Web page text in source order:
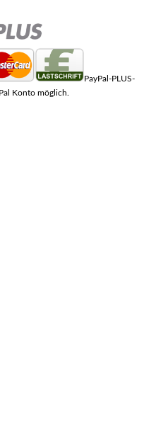
PayPal-PLUS-
Konto möglich.